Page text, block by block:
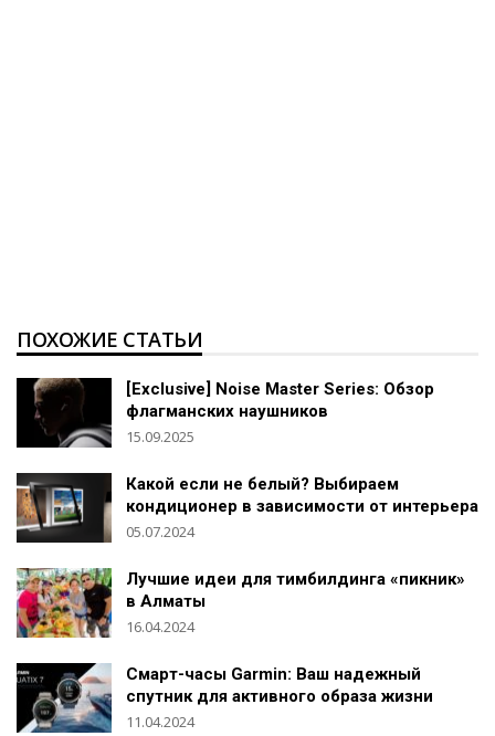
ПОХОЖИЕ СТАТЬИ
[Exclusive] Noise Master Series: Обзор
флагманских наушников
15.09.2025
Какой если не белый? Выбираем
кондиционер в зависимости от интерьера
05.07.2024
Лучшие идеи для тимбилдинга «пикник»
в Алматы
16.04.2024
Смарт-часы Garmin: Ваш надежный
спутник для активного образа жизни
11.04.2024